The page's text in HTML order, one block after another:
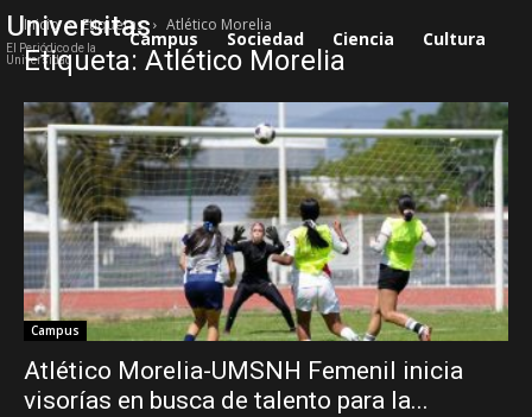
Universitas
El Periódico de la
Universidad
Campus Sociedad Ciencia Cultura
Inicio Etiquetas Atlético Morelia
Etiqueta: Atlético Morelia
Campus
Atlético Morelia-UMSNH Femenil inicia
visorías en busca de talento para la...